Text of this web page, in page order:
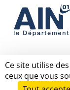
Ce site utilise
ceux que vous